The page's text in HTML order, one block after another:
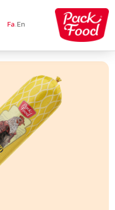
En
.
Fa